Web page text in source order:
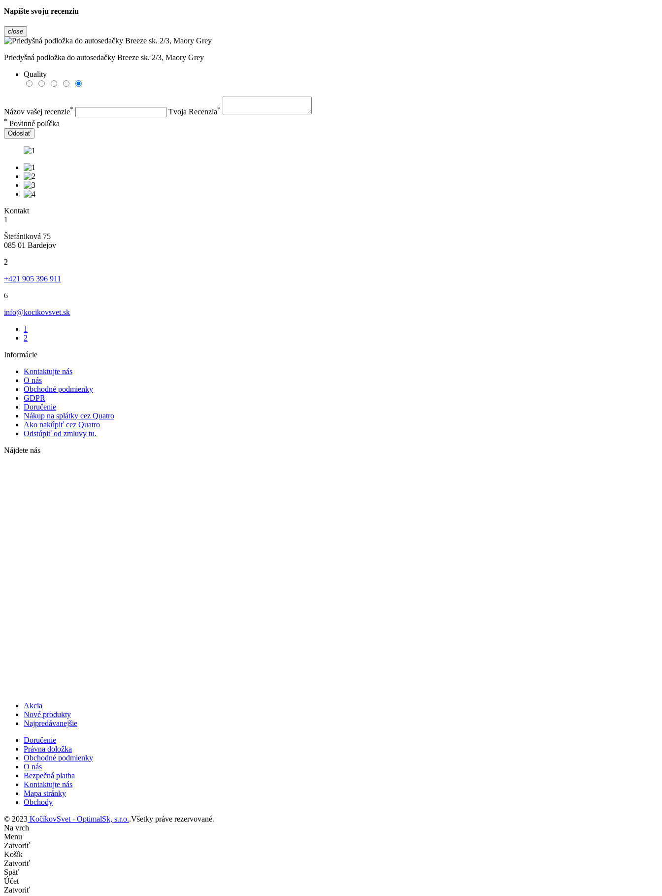
Napíšte svoju recenziu
close
Priedyšná podložka do autosedačky Breeze sk. 2/3, Maory Grey
Quality
Názov vašej recenzie* Tvoja Recenzia*
* Povinné políčka
Odoslať
Kontakt
1
Štefániková 75
085 01 Bardejov
2
+421 905 396 911
6
info@kocikovsvet.sk
1
2
Informácie
Kontaktujte nás
O nás
Obchodné podmienky
GDPR
Doručenie
Nákup na splátky cez Quatro
Ako nakúpiť cez Quatro
Odstúpiť od zmluvy tu.
Nájdete nás
Akcia
Nové produkty
Najpredávanejšie
Doručenie
Právna doložka
Obchodné podmienky
O nás
Bezpečná platba
Kontaktujte nás
Mapa stránky
Obchody
© 2023 KočíkovSvet - OptimalSk, s.r.o..Všetky práve rezervované.
Na vrch
Menu
Zatvoriť
Košík
Zatvoriť
Späť
Účet
Zatvoriť